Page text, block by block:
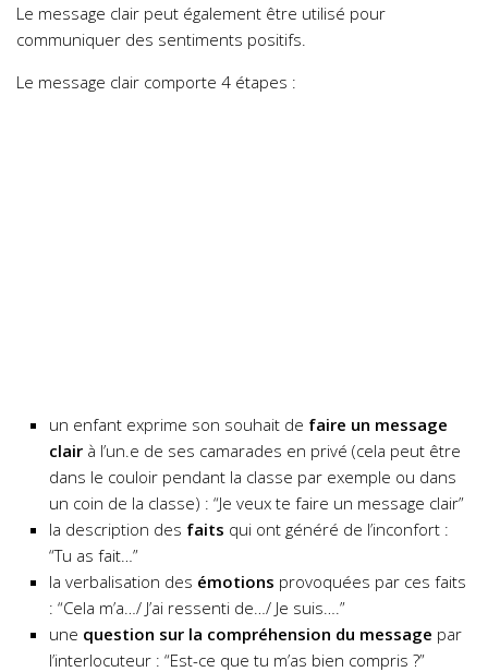
Le message clair peut également être utilisé pour
communiquer des sentiments positifs.
Le message clair comporte 4 étapes :
un enfant exprime son souhait de faire un message
clair à l’un.e de ses camarades en privé (cela peut être
dans le couloir pendant la classe par exemple ou dans
un coin de la classe) : “Je veux te faire un message clair”
la description des faits qui ont généré de l’inconfort :
“Tu as fait…”
la verbalisation des émotions provoquées par ces faits
: “Cela m’a…/ J’ai ressenti de…/ Je suis….”
une question sur la compréhension du message par
l’interlocuteur : “Est-ce que tu m’as bien compris ?”